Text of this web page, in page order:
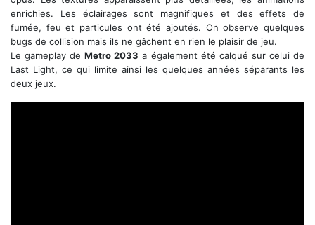
enrichies. Les éclairages sont magnifiques et des effets de
fumée, feu et particules ont été ajoutés. On observe quelques
bugs de collision mais ils ne gâchent en rien le plaisir de jeu.
Le gameplay deMetro 2033 a également été calqué sur celui de
Last Light, ce qui limite ainsi les quelques années séparants les
deux jeux.